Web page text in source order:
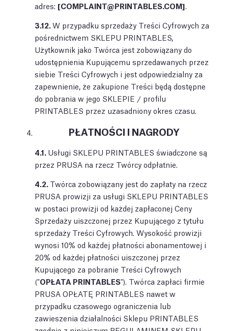
adres: [COMPLAINT@PRINTABLES.COM].
3.12.W przypadku sprzedaży Treści Cyfrowych za
pośrednictwem SKLEPU PRINTABLES,
Użytkownik jako Twórca jest zobowiązany do
udostępnienia Kupującemu sprzedawanych przez
siebie Treści Cyfrowych i jest odpowiedzialny za
zapewnienie, że zakupione Treści będą dostępne
do pobrania w jego SKLEPIE / profilu
PRINTABLES przez uzasadniony okres czasu.
PŁATNOŚCI I NAGRODY
4.1. Usługi SKLEPU PRINTABLES świadczone są
przez PRUSA na rzecz Twórcy odpłatnie.
4.2. Twórca zobowiązany jest do zapłaty na rzecz
PRUSA prowizji za usługi SKLEPU PRINTABLES
w postaci prowizji od każdej zapłaconej Ceny
Sprzedaży uiszczonej przez Kupującego z tytułu
sprzedaży Treści Cyfrowych. Wysokość prowizji
wynosi 10% od każdej płatności abonamentowej i
20% od każdej płatności uiszczonej przez
Kupującego za pobranie Treści Cyfrowych
("OPŁATA PRINTABLES"). Twórca zapłaci firmie
PRUSA OPŁATĘ PRINTABLES nawet w
przypadku czasowego ograniczenia lub
zawieszenia działalności Sklepu PRINTABLES